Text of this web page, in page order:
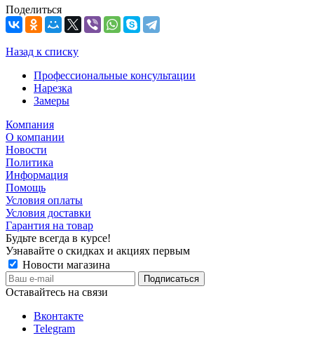
Поделиться
Назад к списку
Профессиональные консультации
Нарезка
Замеры
Компания
О компании
Новости
Политика
Информация
Помощь
Условия оплаты
Условия доставки
Гарантия на товар
Будьте всегда в курсе!
Узнавайте о скидках и акциях первым
Новости магазина
Оставайтесь на связи
Вконтакте
Telegram